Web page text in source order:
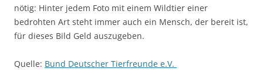
nötig: Hinter jedem Foto mit einem Wildtier einer
bedrohten Art steht immer auch ein Mensch, der bereit ist,
für dieses Bild Geld auszugeben.
Quelle: Bund Deutscher Tierfreunde e.V.